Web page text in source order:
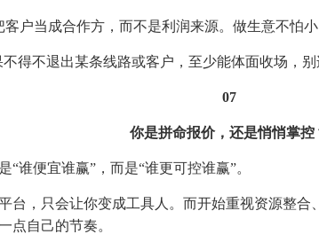
户当成合作方，而不是利润来源。做生意不怕小
得不退出某条线路或客户，至少能体面收场，
07
你是拼命报价，还是悄悄掌控
“谁便宜谁赢”，而是“谁更可控谁赢”。
台，只会让你变成工具人。而开始重视资源整
点自己的节奏。